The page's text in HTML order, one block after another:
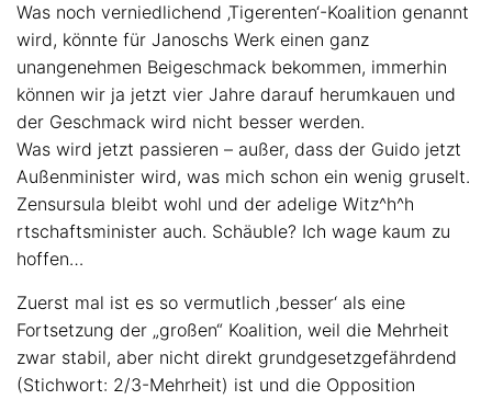
H
E
Was noch verniedlichend ‚Tigerenten‘-Koalition genannt
wird, könnte für Janoschs Werk einen ganz
unangenehmen Beigeschmack bekommen, immerhin
können wir ja jetzt vier Jahre darauf herumkauen und
der Geschmack wird nicht besser werden.
Was wird jetzt passieren – außer, dass der Guido jetzt
Außenminister wird, was mich schon ein wenig gruselt.
Zensursula bleibt wohl und der adelige Witz^h^h
rtschaftsminister auch. Schäuble? Ich wage kaum zu
hoffen…
Zuerst mal ist es so vermutlich ‚besser‘ als eine
Fortsetzung der „großen“ Koalition, weil die Mehrheit
zwar stabil, aber nicht direkt grundgesetzgefährdend
(Stichwort: 2/3-Mehrheit) ist und die Opposition